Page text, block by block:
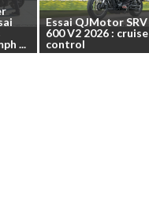
...
Essai QJMotorSRV
600V2 2026 : cruise
control